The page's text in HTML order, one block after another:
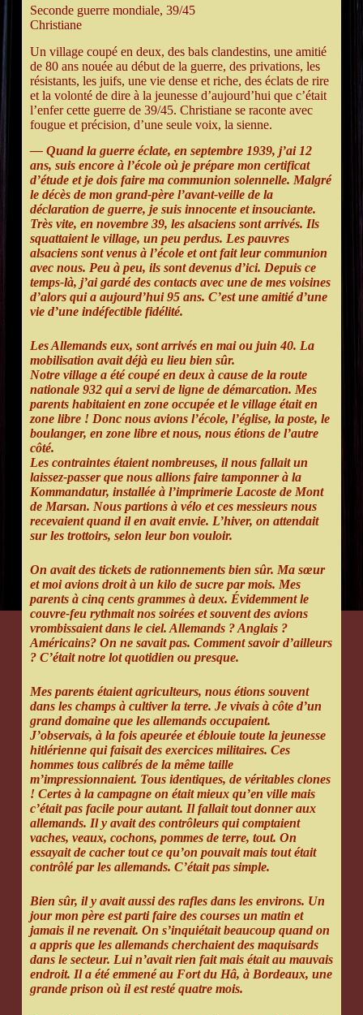
EMBED
Seconde guerre mondiale, 39/45
Christiane
Un village coupé en deux, des bals clandestins, une amitié
de 80 ans nouée au début de la guerre, des privations, les
résistants, les juifs, une vie dense et riche, des éclats de rire
et la volonté de dire à la jeunesse d’aujourd’hui que c’était
l’enfer cette guerre de 39/45. Christiane se raconte avec
fougue et précision, d’une seule voix, la sienne.
— Quand la guerre éclate, en septembre 1939, j’ai 12
ans, suis encore à l’école où je prépare mon certificat
d’étude et je dois faire ma communion solennelle. Malgré
le décès de mon grand-père l’avant-veille de la
déclaration de guerre, je suis innocente et insouciante.
Très vite, en novembre 39, les alsaciens sont arrivés. Ils
squattaient le village, un peu perdus. Les pauvres
alsaciens sont venus à l’école et ont fait leur communion
avec nous. Peu à peu, ils sont devenus d’ici. Depuis ce
temps-là, j’ai gardé des contacts avec une de mes voisines
d’alors qui a aujourd’hui 95 ans. C’est une amitié d’une
vie d’une indéfectible fidélité.
Les Allemands eux, sont arrivés en mai ou juin 40. La
mobilisation avait déjà eu lieu bien sûr.
Notre village a été coupé en deux à cause de la route
nationale 932 qui a servi de ligne de démarcation. Mes
parents habitaient en zone occupée et le village était en
zone libre ! Donc nous avions l’école, l’église, la poste, le
boulanger, en zone libre et nous, nous étions de l’autre
côté.
Les contraintes étaient nombreuses, il nous fallait un
laissez-passer que nous allions faire tamponner à la
Kommandatur, installée à l’imprimerie Lacoste de Mont
de Marsan. Nous partions à vélo et ces messieurs nous
recevaient quand il en avait envie. L’hiver, on attendait
sur les trottoirs, selon leur bon vouloir.
On avait des tickets de rationnements bien sûr. Ma sœur
et moi avions droit à un kilo de sucre par mois. Mes
parents à cinq cents grammes à deux. Évidemment le
couvre-feu rythmait nos soirées et souvent des avions
vrombissaient dans le ciel. Allemands ? Anglais ?
Américains? On ne savait pas. Comment savoir d’ailleurs
? C’était notre lot quotidien ou presque.
Mes parents étaient agriculteurs, nous étions souvent
dans les champs à cultiver la terre. Je vivais à côte d’un
grand domaine que les allemands occupaient.
J’observais, à la fois apeurée et éblouie toute la jeunesse
hitlérienne qui faisait des exercices militaires. Ces
hommes tous calibrés de la même taille
m’impressionnaient. Tous identiques, de véritables clones
! Certes à la campagne on était mieux qu’en ville mais
c’était pas facile pour autant. Il fallait tout donner aux
allemands. Il y avait des contrôleurs qui comptaient
vaches, veaux, cochons, pommes de terre, tout. On
essayait de cacher tout ce qu’on pouvait mais tout était
contrôlé par les allemands. C’était pas simple.
Bien sûr, il y avait aussi des rafles dans les environs. Un
jour mon père est parti faire des courses un matin et
jamais il ne revenait. On s’inquiétait beaucoup quand on
a appris que les allemands cherchaient des maquisards
dans le secteur. Lui n’avait rien fait mais était au mauvais
endroit. Il a été emmené au Fort du Hâ, à Bordeaux, une
grande prison où il est resté quatre mois.